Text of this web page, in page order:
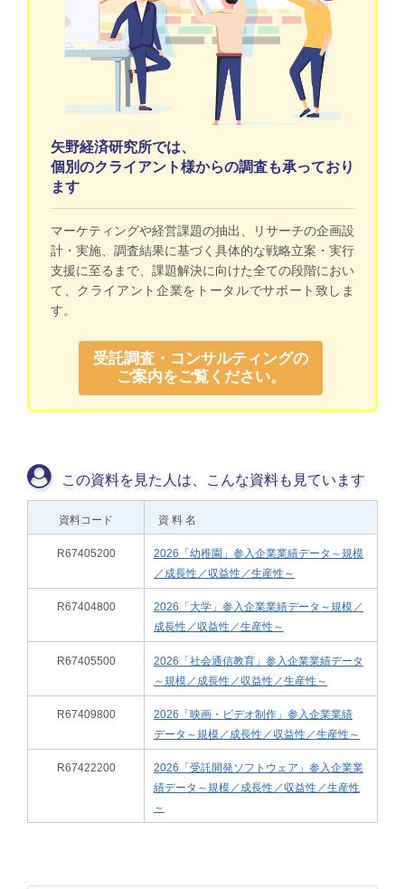
矢野経済研究所では、
個別のクライアント様からの調査も承っており
ます
マーケティングや経営課題の抽出、リサーチの企画設
計・実施、調査結果に基づく具体的な戦略立案・実行
支援に至るまで、課題解決に向けた全ての段階におい
て、クライアント企業をトータルでサポート致しま
す。
受託調査・コンサルティングの
ご案内をご覧ください。
この資料を見た人は、こんな資料も見ています
資料コード 資 料 名
R67405200
2026「幼稚園」参入企業業績データ～規模
／成長性／収益性／生産性～
R67404800
2026「大学」参入企業業績データ～規模／
成長性／収益性／生産性～
R67405500
2026「社会通信教育」参入企業業績データ
～規模／成長性／収益性／生産性～
R67409800
2026「映画・ビデオ制作」参入企業業績
データ～規模／成長性／収益性／生産性～
R67422200
2026「受託開発ソフトウェア」参入企業業
績データ～規模／成長性／収益性／生産性
～